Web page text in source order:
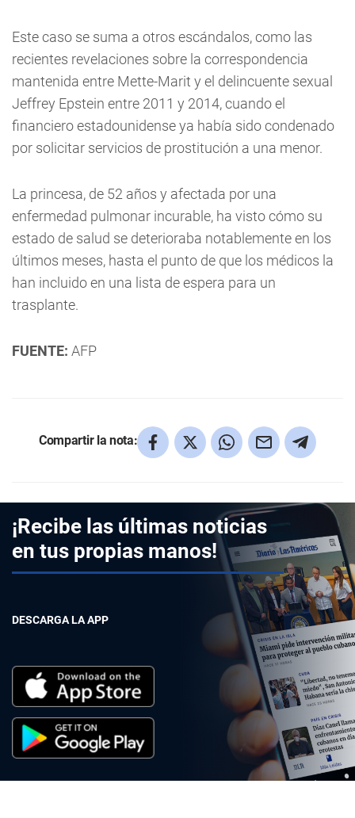
Este caso se suma a otros escándalos, como las
recientes revelaciones sobre la correspondencia
mantenida entre Mette-Marit y el delincuente sexual
Jeffrey Epstein entre 2011 y 2014, cuando el
financiero estadounidense ya había sido condenado
por solicitar servicios de prostitución a una menor.
La princesa, de 52 años y afectada por una
enfermedad pulmonar incurable, ha visto cómo su
estado de salud se deterioraba notablemente en los
últimos meses, hasta el punto de que los médicos la
han incluido en una lista de espera para un
trasplante.
FUENTE: AFP
Compartir la nota:
¡Recibe las últimas noticias
en tus propias manos!
DESCARGA LA APP